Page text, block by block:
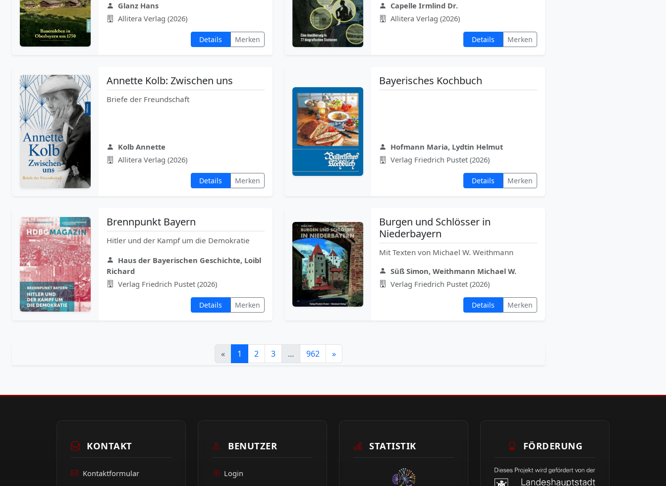
Glanz Hans
Allitera Verlag (2026)
Details Merken
Capelle Irmlind Dr.
Allitera Verlag (2026)
Details Merken
Annette Kolb: Zwischen uns
Briefe der Freundschaft
Kolb Annette
Allitera Verlag (2026)
Details Merken
Bayerisches Kochbuch
Hofmann Maria, Lydtin Helmut
Verlag Friedrich Pustet (2026)
Details Merken
Brennpunkt Bayern
Hitler und der Kampf um die Demokratie
Haus der Bayerischen Geschichte, Loibl
Richard
Verlag Friedrich Pustet (2026)
Details Merken
Burgen und Schlösser in
Niederbayern
Mit Texten von Michael W. Weithmann
Süß Simon, Weithmann Michael W.
Verlag Friedrich Pustet (2026)
Details Merken
« 1 2 3 ... 962 »
KONTAKT
Kontaktformular
BENUTZER
Login
STATISTIK FÖRDERUNG